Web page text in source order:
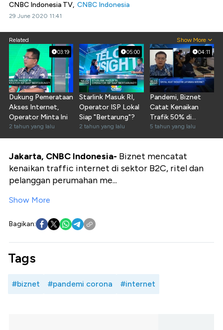
CNBC Indonesia TV, CNBC Indonesia
29 June 2020 11:41
Related Show More
03:19
Dukung Pemerataan
Akses Internet,
Operator Minta Ini
2 tahun yang lalu
05:00
Starlink Masuk RI,
Operator ISP Lokal
Siap "Bertarung"?
2 tahun yang lalu
04:11
Pandemi, Biznet
Catat Kenaikan
Trafik 50% di
Segmen B2C
5 tahun yang lalu
Jakarta, CNBC Indonesia- Biznet mencatat
kenaikan traffic internet di sektor B2C, ritel dan
pelanggan perumahan me...
Show More
Bagikan:
Tags
#biznet #pandemi corona #internet